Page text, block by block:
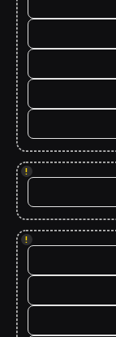
!
!